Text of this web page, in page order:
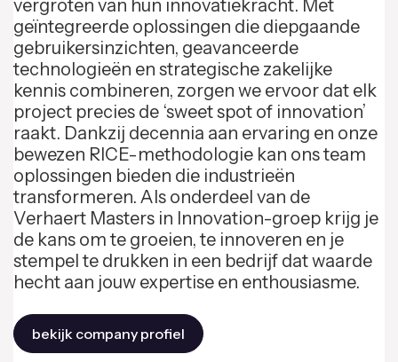
vergroten van hun innovatiekracht. Met
geïntegreerde oplossingen die diepgaande
gebruikersinzichten, geavanceerde
technologieën en strategische zakelijke
kennis combineren, zorgen we ervoor dat elk
project precies de ‘sweet spot of innovation’
raakt. Dankzij decennia aan ervaring en onze
bewezen RICE-methodologie kan ons team
oplossingen bieden die industrieën
transformeren. Als onderdeel van de
Verhaert Masters in Innovation-groep krijg je
de kans om te groeien, te innoveren en je
stempel te drukken in een bedrijf dat waarde
hecht aan jouw expertise en enthousiasme.
bekijk company profiel